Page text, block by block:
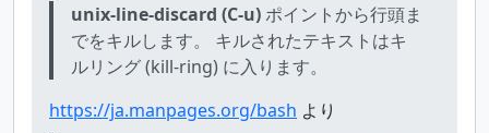
unix-line-discard (C-u)ポイントから行頭ま
でをキルします。 キルされたテキストはキ
ルリング (kill-ring) に入ります。
https://ja.manpages.org/bash より